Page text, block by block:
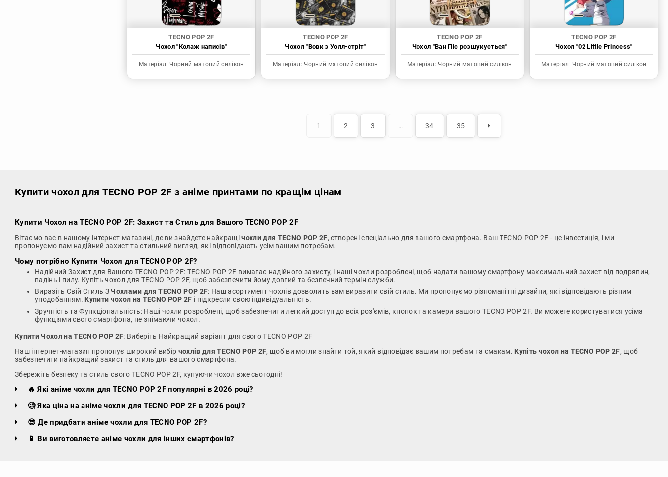
TECNO POP 2F
Чохол "Колаж написів"
Матеріал: Чорний матовий силікон
TECNO POP 2F
Чохол "Вовк з Уолл-стріт"
Матеріал: Чорний матовий силікон
TECNO POP 2F
Чохол "Ван Піс розшукується"
Матеріал: Чорний матовий силікон
TECNO POP 2F
Чохол "02 Little Princess"
Матеріал: Чорний матовий силікон
1 2 3 … 34 35
Купити чохол для TECNO POP 2F з аніме принтами по кращім цінам
Купити Чохол на TECNO POP 2F: Захист та Стиль для Вашого TECNO POP 2F
Вітаємо вас в нашому інтернет магазині, де ви знайдете найкращічохли для TECNO POP 2F, створені спеціально для вашого смартфона. Ваш TECNO POP 2F - це інвестиція, і ми
пропонуємо вам надійний захист та стильний вигляд, які відповідають усім вашим потребам.
Чому потрібно Купити Чохол для TECNO POP 2F?
Надійний Захист для Вашого TECNO POP 2F: TECNO POP 2F вимагає надійного захисту, і наші чохли розроблені, щоб надати вашому смартфону максимальний захист від подряпин,
падінь і пилу. Купіть чохол для TECNO POP 2F, щоб забезпечити йому довгий та безпечний термін служби.
Виразіть Свій Стиль З Чохлами для TECNO POP 2F: Наш асортимент чохлів дозволить вам виразити свій стиль. Ми пропонуємо різноманітні дизайни, які відповідають різним
уподобанням. Купити чохол на TECNO POP 2F і підкресли свою індивідуальність.
Зручність та Функціональність: Наші чохли розроблені, щоб забезпечити легкий доступ до всіх роз'ємів, кнопок та камери вашого TECNO POP 2F. Ви можете користуватися усіма
функціями свого смартфона, не знімаючи чохол.
Купити Чохол на TECNO POP 2F: Виберіть Найкращий варіант для свого TECNO POP 2F
Наш інтернет-магазин пропонує широкий вибір чохлів для TECNO POP 2F, щоб ви могли знайти той, який відповідає вашим потребам та смакам. Купіть чохол на TECNO POP 2F, щоб
забезпечити найкращий захист та стиль для вашого смартфона.
Збережіть безпеку та стиль свого TECNO POP 2F, купуючи чохол вже сьогодні!
🔥 Які аніме чохли для TECNO POP 2F популярні в 2026 році?
🧐 Яка ціна на аніме чохли для TECNO POP 2F в 2026 році?
😎 Де придбати аніме чохли для TECNO POP 2F?
📱 Ви виготовляєте аніме чохли для інших смартфонів?